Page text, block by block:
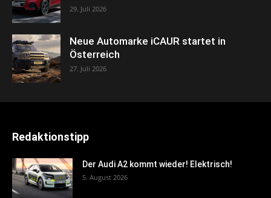
29. Juli 2026
Neue Automarke iCAUR startet in
Österreich
27. Juli 2026
Redaktionstipp
Der Audi A2 kommt wieder! Elektrisch!
5. August 2026